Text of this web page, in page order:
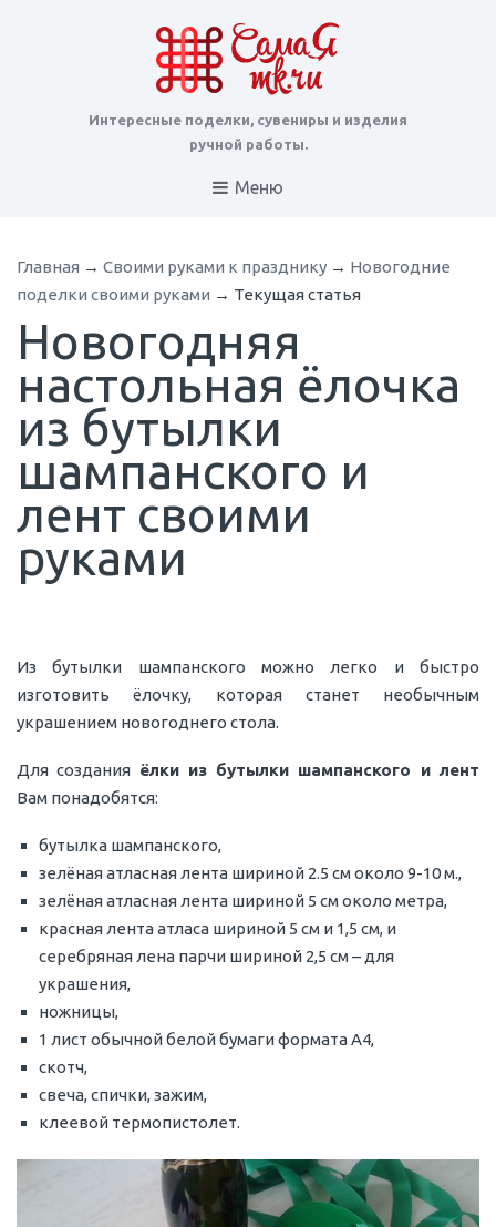
Интересные поделки, сувениры и изделия
ручной работы.
Меню
Главная → Cвоими руками к празднику → Новогодние
поделки своими руками → Текущая статья
Новогодняя
настольная ёлочка
из бутылки
шампанского и
лент своими
руками
Из бутылки шампанского можно легко и быстро
изготовить ёлочку, которая станет необычным
украшением новогоднего стола.
Для создания ёлки из бутылки шампанского и лент
Вам понадобятся:
бутылка шампанского,
зелёная атласная лента шириной 2.5 см около 9-10 м.,
зелёная атласная лента шириной 5 см около метра,
красная лента атласа шириной 5 см и 1,5 см, и
серебряная лена парчи шириной 2,5 см – для
украшения,
ножницы,
1 лист обычной белой бумаги формата А4,
скотч,
свеча, спички, зажим,
клеевой термопистолет.